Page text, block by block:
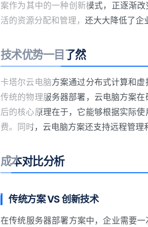
案作为其中的一种创新模式，正逐渐
活的资源分配和管理，还大大降低了企
技术优势一目了然
卡塔尔云电脑方案通过分布式计算和
传统的物理服务器部署，云电脑方案
后的核心原理在于，它能够根据实际
费。同时，云电脑方案还支持远程管理
成本对比分析
传统方案 VS 创新技术
在传统服务器部署方案中，企业需要